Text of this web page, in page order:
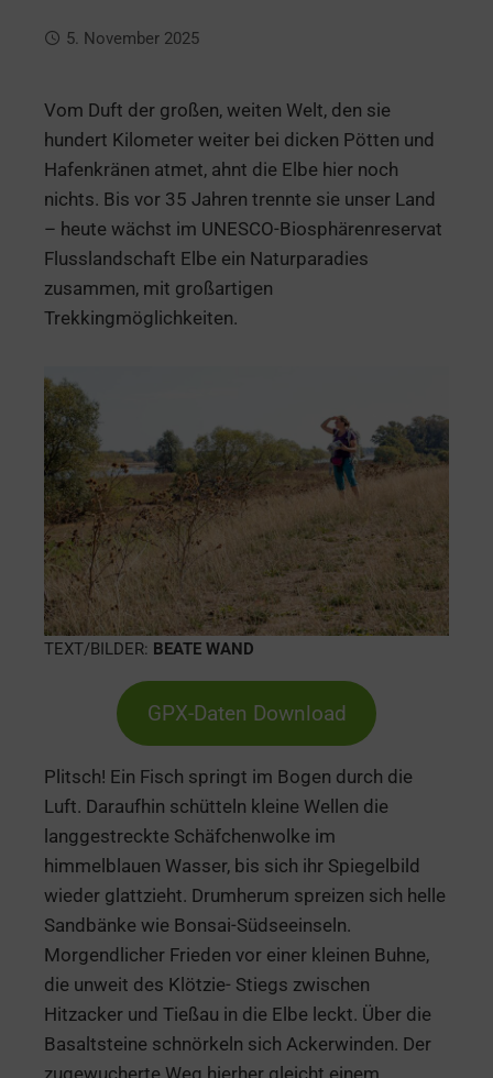
5. November 2025
Vom Duft der großen, weiten Welt, den sie
hundert Kilometer weiter bei dicken Pötten und
Hafenkränen atmet, ahnt die Elbe hier noch
nichts. Bis vor 35 Jahren trennte sie unser Land
– heute wächst im UNESCO-Biosphärenreservat
Flusslandschaft Elbe ein Naturparadies
zusammen, mit großartigen
Trekkingmöglichkeiten.
TEXT/BILDER: BEATE WAND
GPX-Daten Download
Plitsch! Ein Fisch springt im Bogen durch die
Luft. Daraufhin schütteln kleine Wellen die
langgestreckte Schäfchenwolke im
himmelblauen Wasser, bis sich ihr Spiegelbild
wieder glattzieht. Drumherum spreizen sich helle
Sandbänke wie Bonsai-Südseeinseln.
Morgendlicher Frieden vor einer kleinen Buhne,
die unweit des Klötzie- Stiegs zwischen
Hitzacker und Tießau in die Elbe leckt. Über die
Basaltsteine schnörkeln sich Ackerwinden. Der